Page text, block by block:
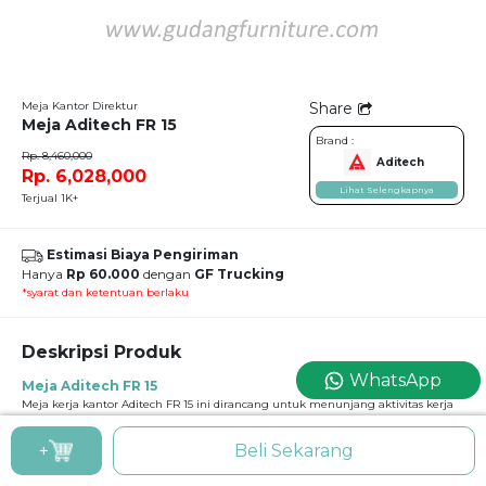
Meja Kantor Direktur
Meja Aditech FR 15
Rp. 6,028,000
Rp. 8,460,000
Terjual 1K+
Share
Brand :
Aditech
Lihat Selengkapnya
Estimasi Biaya Pengiriman
Hanya Rp 60.000 dengan GF Trucking
*syarat dan ketentuan berlaku
Deskripsi Produk
Meja Aditech FR 15
Meja kerja kantor Aditech FR 15 ini dirancang untuk menunjang aktivitas kerja
dengan maksimal. Dengan ukuran yang luas, meja ini memberikan ruang kerja
yang lega untuk berbagai kebutuhan, mulai dari penggunaan komputer
hingga penyusunan dokumen penting. Material berkualitas tinggi serta
finishing rapi menjadikan meja ini tahan lama dan mudah dirawat. Desainnya
+ Beli Sekarang
WhatsApp